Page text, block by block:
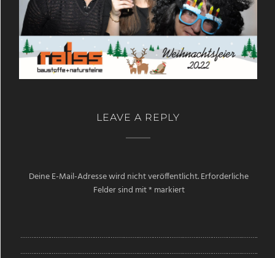
LEAVE A REPLY
Deine E-Mail-Adresse wird nicht veröffentlicht.Erforderliche
Felder sind mit* markiert